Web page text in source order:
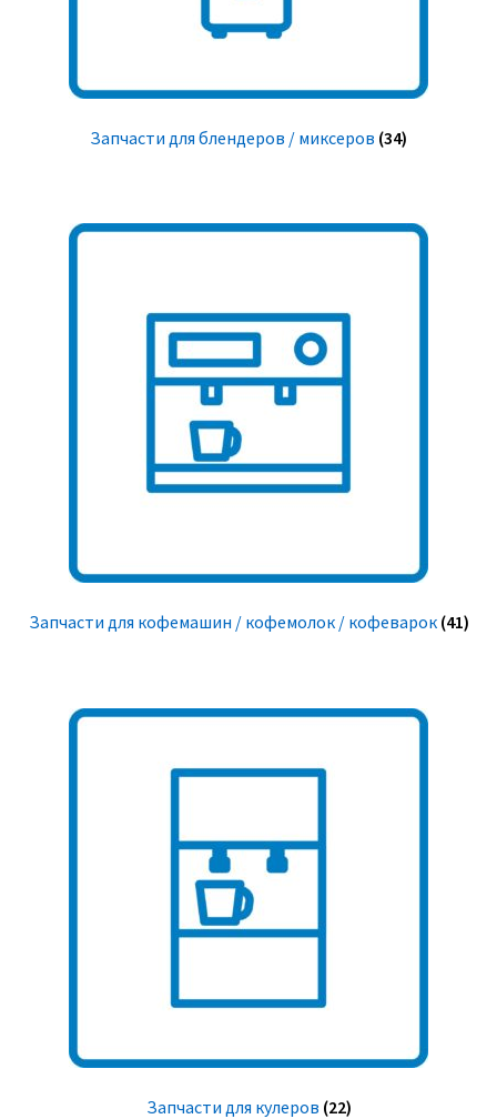
Запчасти для блендеров / миксеров (34)
Запчасти для кофемашин / кофемолок / кофеварок (41)
Запчасти для кулеров (22)